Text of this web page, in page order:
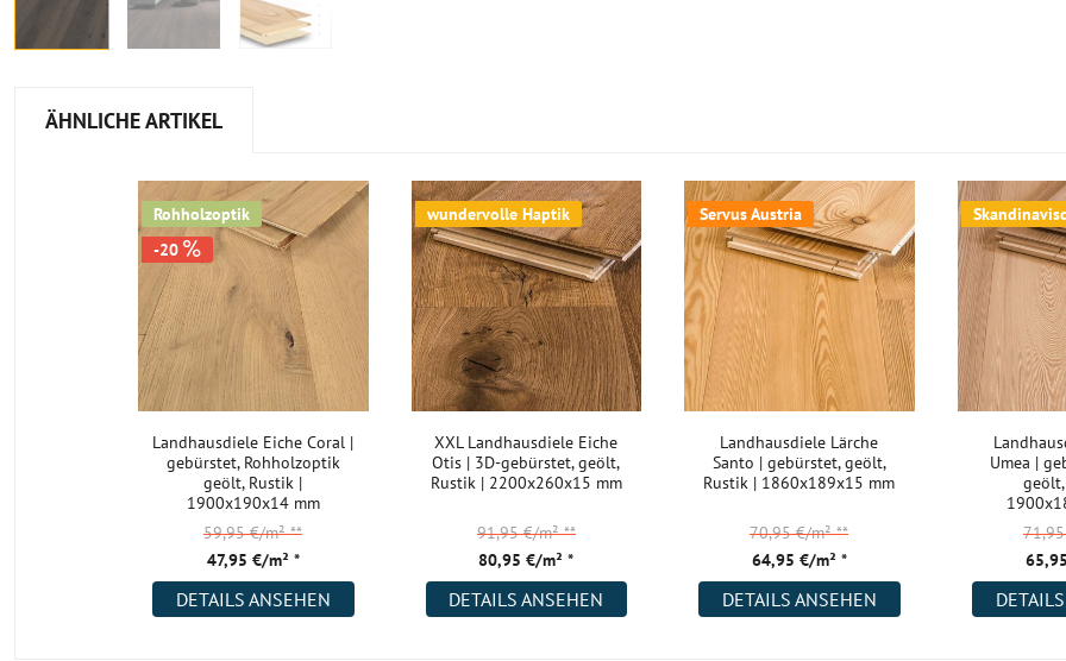
ÄHNLICHE ARTIKEL
Rohholzoptik
-20
Landhausdiele Eiche Coral |
gebürstet, Rohholzoptik
geölt, Rustik |
1900x190x14 mm
47,95 €/m² *
59,95 €/m²**
DETAILS ANSEHEN
wundervolle Haptik
XXL Landhausdiele Eiche
Otis | 3D-gebürstet, geölt,
Rustik | 2200x260x15 mm
80,95 €/m² *
91,95 €/m²**
DETAILS ANSEHEN
Servus Austria
Landhausdiele Lärche
Santo | gebürstet, geölt,
Rustik | 1860x189x15 mm
64,95 €/m² *
70,95 €/m²**
DETAILS ANSEHEN
Umea |